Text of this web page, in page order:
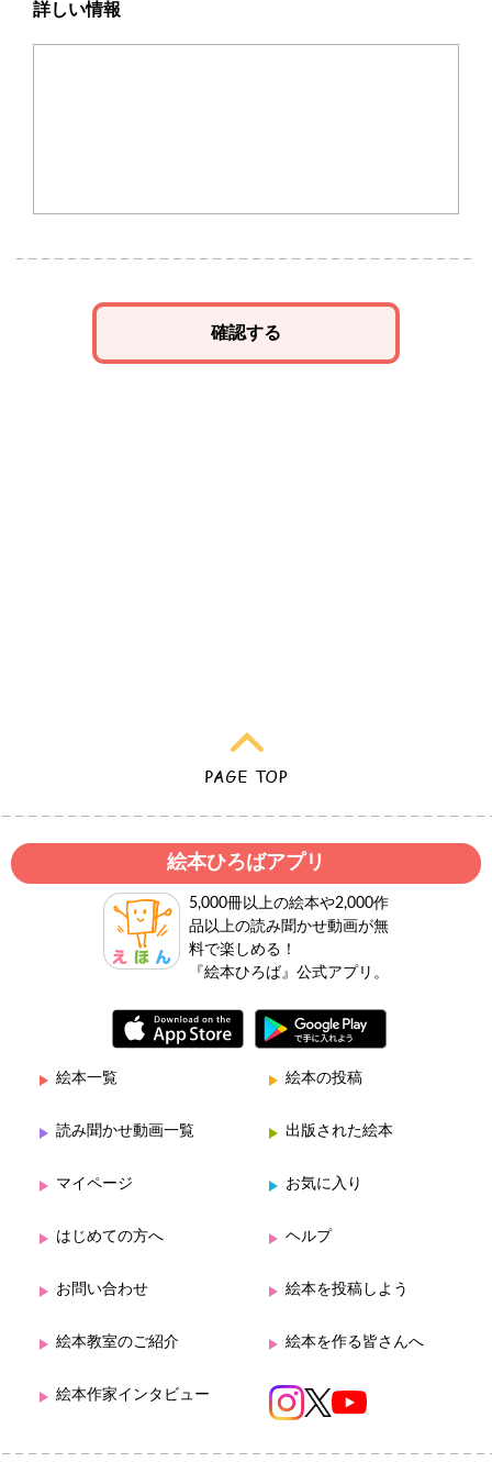
詳しい情報
確認する
絵本ひろばアプリ
5,000冊以上の絵本や2,000作
品以上の読み聞かせ動画が無
料で楽しめる！
『絵本ひろば』公式アプリ。
絵本一覧 絵本の投稿
読み聞かせ動画一覧 出版された絵本
マイページ お気に入り
はじめての方へ ヘルプ
お問い合わせ 絵本を投稿しよう
絵本教室のご紹介 絵本を作る皆さんへ
絵本作家インタビュー